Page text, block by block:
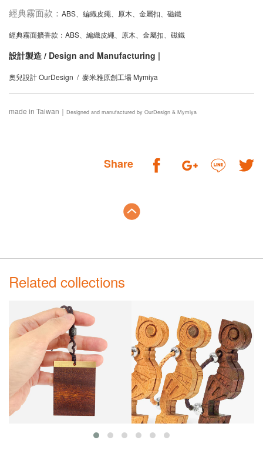
經典霧面款： ABS、編織皮繩、原木、金屬扣、磁鐵
經典霧面擴香款：ABS、編織皮繩、原木、金屬扣、磁鐵
設計製造 / Design and Manufacturing |
奧兒設計 OurDesign / 麥米雅原創工場 Mymiya
made in Taiwan｜ Designed and manufactured by OurDesign & Mymiya
Share
Related collections